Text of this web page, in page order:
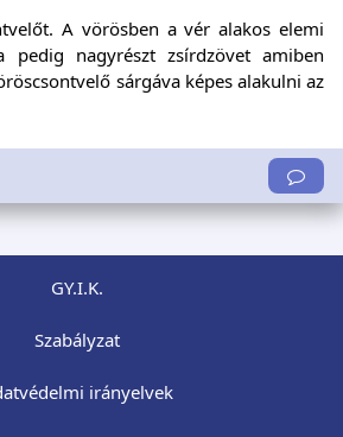
A vörösben a vér alakos elemi
pedig nagyrészt zsírdzövet amiben
sárgáva képes alakulni az
GY.I.K.
Szabályzat
irányelvek